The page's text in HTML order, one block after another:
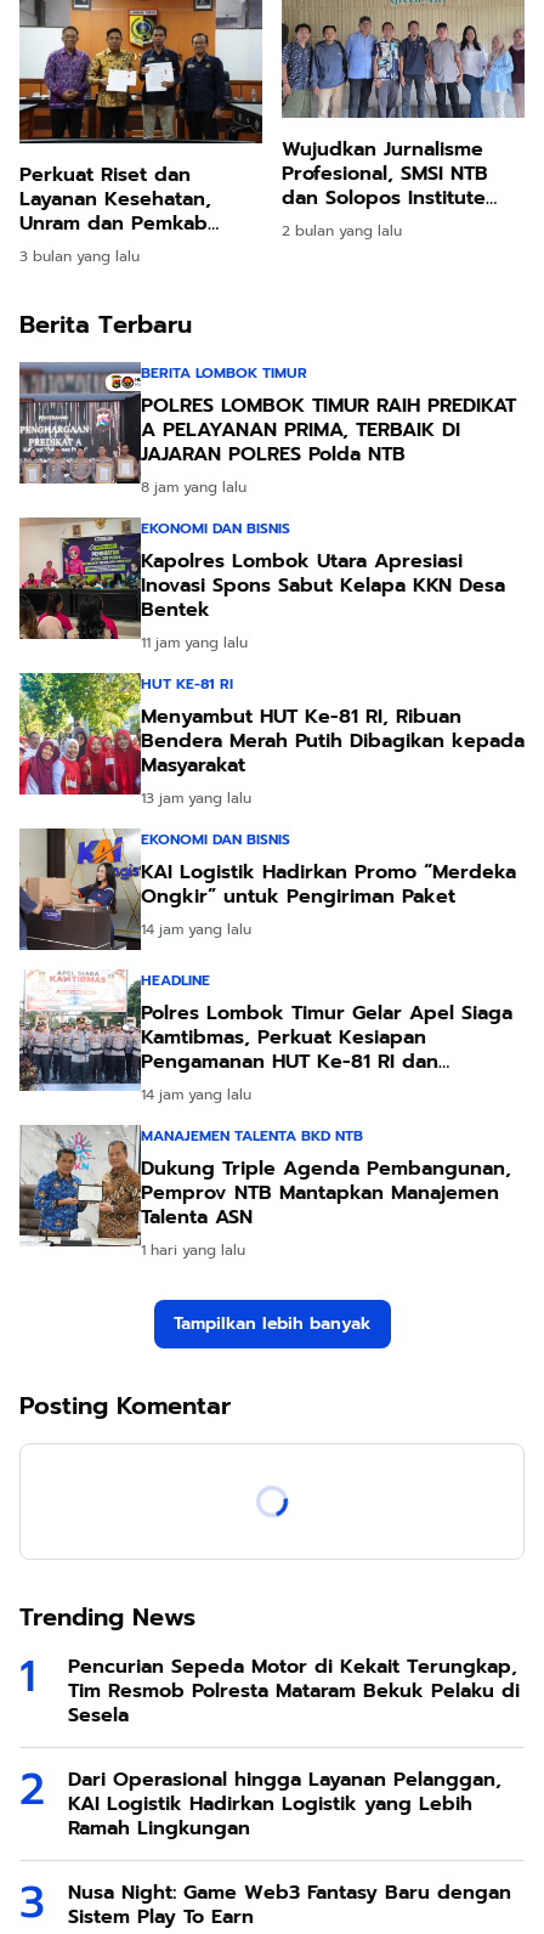
Perkuat Riset dan
Layanan Kesehatan,
Unram dan Pemkab
Lotim Bangun ITSRC dan
Klinik Kelautan
3 bulan yang lalu
Wujudkan Jurnalisme
Profesional, SMSI NTB
dan Solopos Institute
Gelar UKW Juni
Mendatang
2 bulan yang lalu
Berita Terbaru
BERITA LOMBOK TIMUR
POLRES LOMBOK TIMUR RAIH PREDIKAT
A PELAYANAN PRIMA, TERBAIK DI
JAJARAN POLRES Polda NTB
8 jam yang lalu
EKONOMI DAN BISNIS
Kapolres Lombok Utara Apresiasi
Inovasi Spons Sabut Kelapa KKN Desa
Bentek
11 jam yang lalu
HUT KE-81 RI
Menyambut HUT Ke-81 RI, Ribuan
Bendera Merah Putih Dibagikan kepada
Masyarakat
13 jam yang lalu
EKONOMI DAN BISNIS
KAI Logistik Hadirkan Promo “Merdeka
Ongkir” untuk Pengiriman Paket
14 jam yang lalu
HEADLINE
Polres Lombok Timur Gelar Apel Siaga
Kamtibmas, Perkuat Kesiapan
Pengamanan HUT Ke-81 RI dan
Kunjungan Kapolri
14 jam yang lalu
MANAJEMEN TALENTA BKD NTB
Dukung Triple Agenda Pembangunan,
Pemprov NTB Mantapkan Manajemen
Talenta ASN
1 hari yang lalu
Tampilkan lebih banyak
Posting Komentar
Trending News
Pencurian Sepeda Motor di Kekait Terungkap,
Tim Resmob Polresta Mataram Bekuk Pelaku di
Sesela
Dari Operasional hingga Layanan Pelanggan,
KAI Logistik Hadirkan Logistik yang Lebih
Ramah Lingkungan
Nusa Night: Game Web3 Fantasy Baru dengan
Sistem Play To Earn